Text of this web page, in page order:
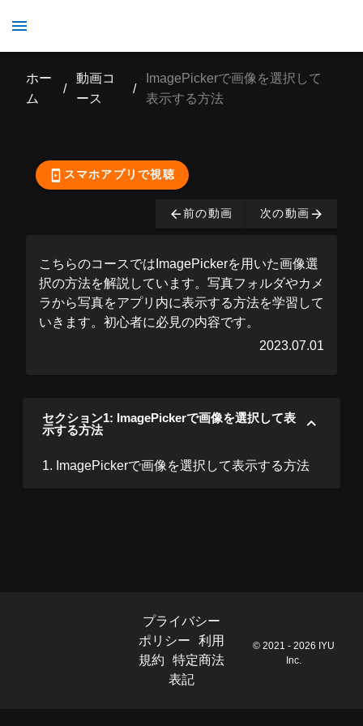
ホー
ム
/
動画コ
ース
/
ImagePickerで画像を選択して
表示する方法
ここから先の視聴は有
購入する
スマホアプリで視聴
前の動画 次の動画
こちらのコースではImagePickerを用いた画像選
択の方法を解説しています。写真フォルダやカメ
ラから写真をアプリ内に表示する方法を学習して
いきます。初心者に必見の内容です。
2023.07.01
セクション1: ImagePickerで画像を選択して表
示する方法
1. ImagePickerで画像を選択して表示する方法
プライバシー
ポリシー
利用
規約
特定商法
表記
© 2021 - 2026 IYU
Inc.